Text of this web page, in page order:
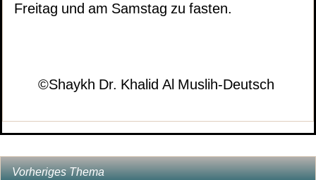
Freitag und am Samstag zu fasten.
©Shaykh Dr. Khalid Al Muslih-Deutsch
Vorheriges Thema
5.Sie ist erkrankt und vor dem Ende des
werden?
6.Das Urteil über das Speisen von
Nichtmuslimen am Tag von Ramadān
(
3.Regelung zum Gebet
Propheten, Friede sei mit ihm) feiert.
( عدد المشاهدات4168 ) 4.Er hat am Tag von
Ramadān mit mir geschlafen. Muss ich eine